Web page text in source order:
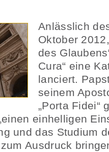
Anlässlich
Oktober
des
Cura“ eine
lanciert.
seinem
„Porta Fidei“
einhelligen
und das Studium
Ausdruck